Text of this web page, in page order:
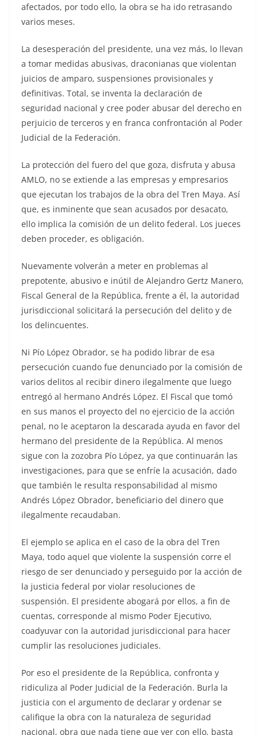
afectados, por todo ello, la obra se ha ido retrasando
varios meses.
La desesperación del presidente, una vez más, lo llevan
a tomar medidas abusivas, draconianas que violentan
juicios de amparo, suspensiones provisionales y
definitivas. Total, se inventa la declaración de
seguridad nacional y cree poder abusar del derecho en
perjuicio de terceros y en franca confrontación al Poder
Judicial de la Federación.
La protección del fuero del que goza, disfruta y abusa
AMLO, no se extiende a las empresas y empresarios
que ejecutan los trabajos de la obra del Tren Maya. Así
que, es inminente que sean acusados por desacato,
ello implica la comisión de un delito federal. Los jueces
deben proceder, es obligación.
Nuevamente volverán a meter en problemas al
prepotente, abusivo e inútil de Alejandro Gertz Manero,
Fiscal General de la República, frente a él, la autoridad
jurisdiccional solicitará la persecución del delito y de
los delincuentes.
Ni Pío López Obrador, se ha podido librar de esa
persecución cuando fue denunciado por la comisión de
varios delitos al recibir dinero ilegalmente que luego
entregó al hermano Andrés López. El Fiscal que tomó
en sus manos el proyecto del no ejercicio de la acción
penal, no le aceptaron la descarada ayuda en favor del
hermano del presidente de la República. Al menos
sigue con la zozobra Pío López, ya que continuarán las
investigaciones, para que se enfríe la acusación, dado
que también le resulta responsabilidad al mismo
Andrés López Obrador, beneficiario del dinero que
ilegalmente recaudaban.
El ejemplo se aplica en el caso de la obra del Tren
Maya, todo aquel que violente la suspensión corre el
riesgo de ser denunciado y perseguido por la acción de
la justicia federal por violar resoluciones de
suspensión. El presidente abogará por ellos, a fin de
cuentas, corresponde al mismo Poder Ejecutivo,
coadyuvar con la autoridad jurisdiccional para hacer
cumplir las resoluciones judiciales.
Por eso el presidente de la República, confronta y
ridiculiza al Poder Judicial de la Federación. Burla la
justicia con el argumento de declarar y ordenar se
califique la obra con la naturaleza de seguridad
nacional, obra que nada tiene que ver con ello, basta